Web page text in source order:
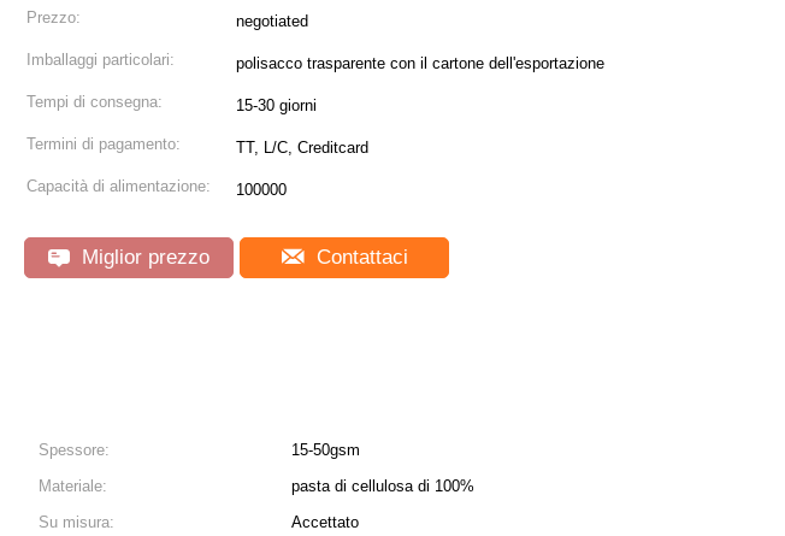
Prezzo: negotiated
Imballaggi particolari: polisacco trasparente con il cartone dell'esportazione
Tempi di consegna: 15-30 giorni
Termini di pagamento: TT, L/C, Creditcard
Capacità di alimentazione: 100000
Miglior prezzo Contattaci
Spessore:
15-50gsm
Materiale:
pasta di cellulosa di 100%
Su misura:
Accettato